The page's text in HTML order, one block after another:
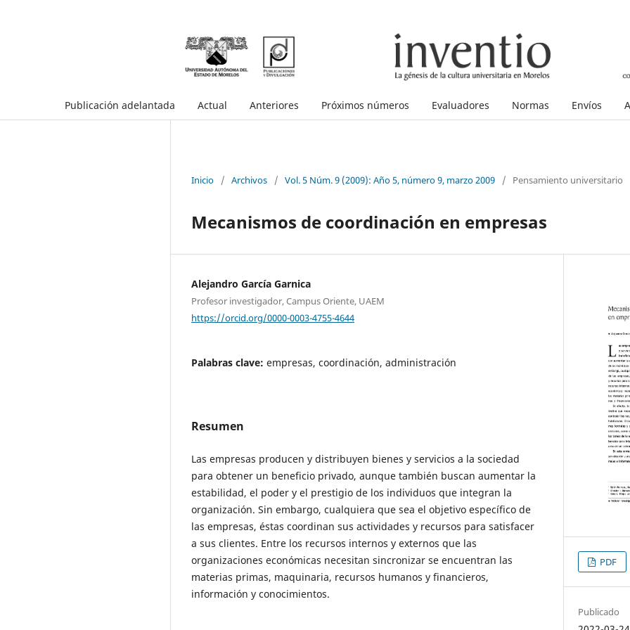
Publicación adelantada Actual Anteriores Próximos números Evaluadores Normas Envíos
Inicio / Archivos / Vol. 5 Núm. 9 (2009): Año 5, número 9, marzo 2009 / Pensamiento universitario
Mecanismos de coordinación en empresas
Alejandro García Garnica
Profesor investigador, Campus Oriente, UAEM
https://orcid.org/0000-0003-4755-4644
Palabras clave: empresas, coordinación, administración
Resumen
Las empresas producen y distribuyen bienes y servicios a la sociedad
para obtener un beneficio privado, aunque también buscan aumentar la
estabilidad, el poder y el prestigio de los individuos que integran la
organización. Sin embargo, cualquiera que sea el objetivo específico de
las empresas, éstas coordinan sus actividades y recursos para satisfacer
a sus clientes. Entre los recursos internos y externos que las
organizaciones económicas necesitan sincronizar se encuentran las
materias primas, maquinaria, recursos humanos y financieros,
información y conocimientos.
PDF
Publicado